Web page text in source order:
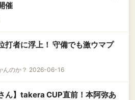
催
打者に浮上！ 守備でも激ウマプ
んのか？ 2026-06-16
ん】takera CUP直前！本阿弥あ